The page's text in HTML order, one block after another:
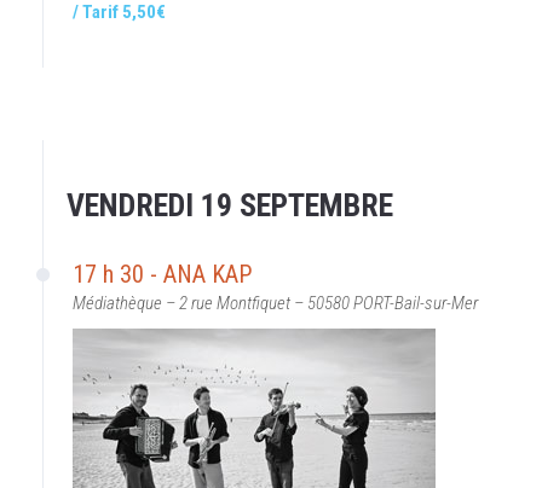
/ Tarif 5,50€
VENDREDI 19 SEPTEMBRE
17 h 30 - ANA KAP
Médiathèque – 2 rue Montfiquet – 50580 PORT-Bail-sur-Mer